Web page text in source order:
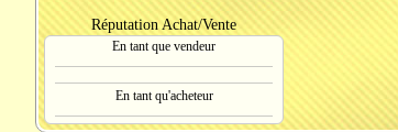
Réputation Achat/Vente
En tant que vendeur
En tant qu'acheteur